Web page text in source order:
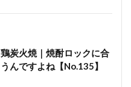
鶏炭火焼｜焼酎ロックに合
うんですよね【No.135】